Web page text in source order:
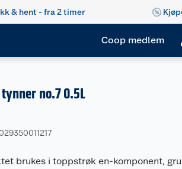
& hent - fra 2 timer
Coop medlem
no.7 0.5L
brukes i toppstrøk en-komponent,